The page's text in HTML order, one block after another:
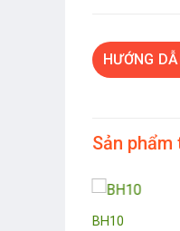
HƯỚNG
Sản
BH10